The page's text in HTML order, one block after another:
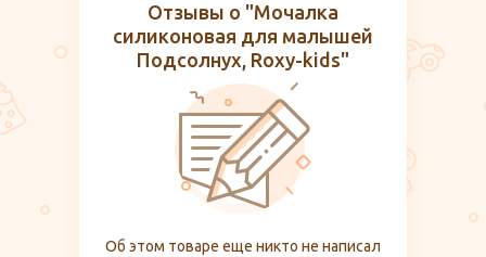
Отзывы о "Мочалка
силиконовая для малышей
Подсолнух, Roxy-kids"
Об этом товаре еще никто не написал